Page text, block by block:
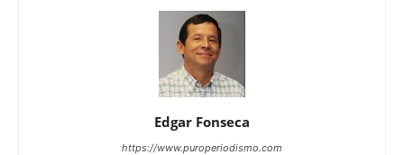
Edgar Fonseca
https://www.puroperiodismo.com